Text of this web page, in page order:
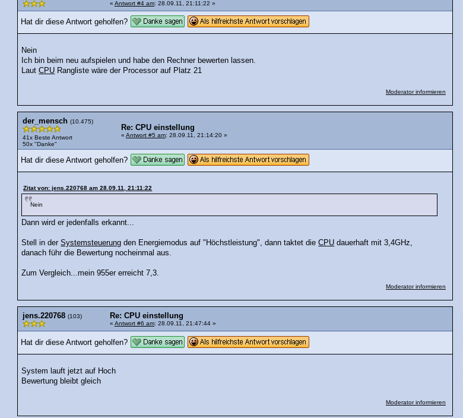
« Antwort #4 am: 28.09.11, 21:11:22 »
Hat dir diese Antwort geholfen?
Nein
Ich bin beim neu aufspielen und habe den Rechner bewerten lassen.
LautCPU Rangliste wäre der Processor auf Platz 21
Moderator informieren
der_mensch (10.475)
41x Beste Antwort
50x "Danke"
Re: CPU einstellung
« Antwort #5 am: 28.09.11, 21:14:20 »
Hat dir diese Antwort geholfen?
Zitat von: jens.220768 am 28.09.11, 21:11:22
Nein
Dann wird er jedenfalls erkannt...
Stell in derSystemsteuerung den Energiemodus auf "Höchstleistung", dann taktet dieCPU dauerhaft mit 3,4GHz,
danach führ die Bewertung nocheinmal aus.
Zum Vergleich...mein 955er erreicht 7,3.
Moderator informieren
jens.220768 (103) Re: CPU einstellung
« Antwort #6 am: 28.09.11, 21:47:44 »
Hat dir diese Antwort geholfen?
System lauft jetzt auf Hoch
Bewertung bleibt gleich
Moderator informieren